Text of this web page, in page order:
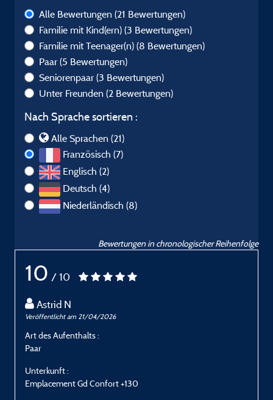
Alle Bewertungen (21 Bewertungen)
Familie mit Kind(ern) (3 Bewertungen)
Familie mit Teenager(n) (8 Bewertungen)
Paar (5 Bewertungen)
Seniorenpaar (3 Bewertungen)
Unter Freunden (2 Bewertungen)
Nach Sprache sortieren :
Alle Sprachen (21)
Französisch (7)
Englisch (2)
Deutsch (4)
Niederländisch (8)
Bewertungen in chronologischer Reihenfolge
10 / 10
Astrid N
Veröffentlicht am 21/04/2026
Art des Aufenthalts :
Paar
Unterkunft :
Emplacement Gd Confort +130